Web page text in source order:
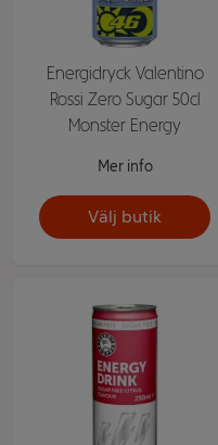
Energidryck Valentino
Rossi Zero Sugar 50cl
Monster Energy
Mer info
Välj butik